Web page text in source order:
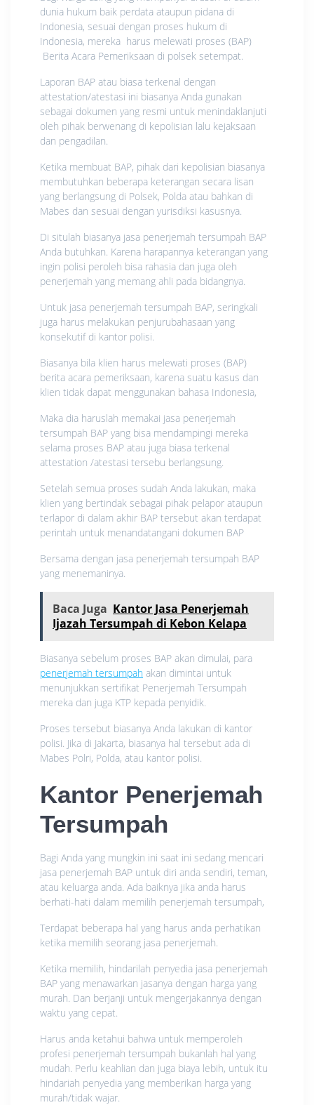
dunia hukum baik perdata ataupun pidana di
Indonesia, sesuai dengan proses hukum di
Indonesia, mereka harus melewati proses (BAP)
Berita Acara Pemeriksaan di polsek setempat.
Laporan BAP atau biasa terkenal dengan
attestation/atestasi ini biasanya Anda gunakan
sebagai dokumen yang resmi untuk menindaklanjuti
oleh pihak berwenang di kepolisian lalu kejaksaan
dan pengadilan.
Ketika membuat BAP, pihak dari kepolisian biasanya
membutuhkan beberapa keterangan secara lisan
yang berlangsung di Polsek, Polda atau bahkan di
Mabes dan sesuai dengan yurisdiksi kasusnya.
Di situlah biasanya jasa penerjemah tersumpah BAP
Anda butuhkan. Karena harapannya keterangan yang
ingin polisi peroleh bisa rahasia dan juga oleh
penerjemah yang memang ahli pada bidangnya.
Untuk jasa penerjemah tersumpah BAP, seringkali
juga harus melakukan penjurubahasaan yang
konsekutif di kantor polisi.
Biasanya bila klien harus melewati proses (BAP)
berita acara pemeriksaan, karena suatu kasus dan
klien tidak dapat menggunakan bahasa Indonesia,
Maka dia haruslah memakai jasa penerjemah
tersumpah BAP yang bisa mendampingi mereka
selama proses BAP atau juga biasa terkenal
attestation /atestasi tersebu berlangsung.
Setelah semua proses sudah Anda lakukan, maka
klien yang bertindak sebagai pihak pelapor ataupun
terlapor di dalam akhir BAP tersebut akan terdapat
perintah untuk menandatangani dokumen BAP
Bersama dengan jasa penerjemah tersumpah BAP
yang menemaninya.
Baca Juga Kantor Jasa Penerjemah
Ijazah Tersumpah di Kebon Kelapa
Biasanya sebelum proses BAP akan dimulai, para
penerjemah tersumpah akan dimintai untuk
menunjukkan sertifikat Penerjemah Tersumpah
mereka dan juga KTP kepada penyidik.
Proses tersebut biasanya Anda lakukan di kantor
polisi. Jika di Jakarta, biasanya hal tersebut ada di
Mabes Polri, Polda, atau kantor polisi.
Kantor Penerjemah
Tersumpah
Bagi Anda yang mungkin ini saat ini sedang mencari
jasa penerjemah BAP untuk diri anda sendiri, teman,
atau keluarga anda. Ada baiknya jika anda harus
berhati-hati dalam memilih penerjemah tersumpah,
Terdapat beberapa hal yang harus anda perhatikan
ketika memilih seorang jasa penerjemah.
Ketika memilih, hindarilah penyedia jasa penerjemah
BAP yang menawarkan jasanya dengan harga yang
murah. Dan berjanji untuk mengerjakannya dengan
waktu yang cepat.
Harus anda ketahui bahwa untuk memperoleh
profesi penerjemah tersumpah bukanlah hal yang
mudah. Perlu keahlian dan juga biaya lebih, untuk itu
hindariah penyedia yang memberikan harga yang
murah/tidak wajar.